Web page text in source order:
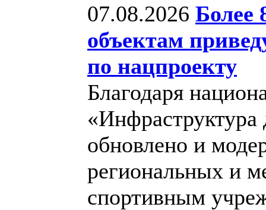
07.08.2026 Более
объектам
по нацпроекту
Благодаря
«Инфраструктура
обновлено и
региональных и
спортивным